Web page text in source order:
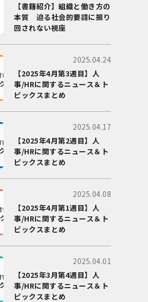
【書籍紹介】組織と働き方の
本質 迫る社会的要請に振り
回されない視座
2025.04.24
【2025年4月第3週目】人
事/HRに関するニュース＆ト
ピックスまとめ
2025.04.17
【2025年4月第2週目】人
事/HRに関するニュース＆ト
ピックスまとめ
2025.04.08
【2025年4月第1週目】人
事/HRに関するニュース＆ト
ピックスまとめ
2025.04.01
【2025年3月第4週目】人
事/HRに関するニュース＆ト
ピックスまとめ